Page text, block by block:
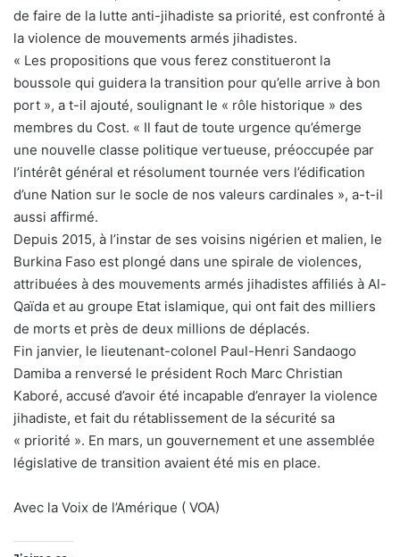
de faire de la lutte anti-jihadiste sa priorité, est confronté à
la violence de mouvements armés jihadistes.
« Les propositions que vous ferez constitueront la
boussole qui guidera la transition pour qu’elle arrive à bon
port », a t-il ajouté, soulignant le « rôle historique » des
membres du Cost. « Il faut de toute urgence qu’émerge
une nouvelle classe politique vertueuse, préoccupée par
l’intérêt général et résolument tournée vers l’édification
d’une Nation sur le socle de nos valeurs cardinales », a-t-il
aussi affirmé.
Depuis 2015, à l’instar de ses voisins nigérien et malien, le
Burkina Faso est plongé dans une spirale de violences,
attribuées à des mouvements armés jihadistes affiliés à Al-
Qaïda et au groupe Etat islamique, qui ont fait des milliers
de morts et près de deux millions de déplacés.
Fin janvier, le lieutenant-colonel Paul-Henri Sandaogo
Damiba a renversé le président Roch Marc Christian
Kaboré, accusé d’avoir été incapable d’enrayer la violence
jihadiste, et fait du rétablissement de la sécurité sa
« priorité ». En mars, un gouvernement et une assemblée
législative de transition avaient été mis en place.
Avec la Voix de l’Amérique ( VOA)